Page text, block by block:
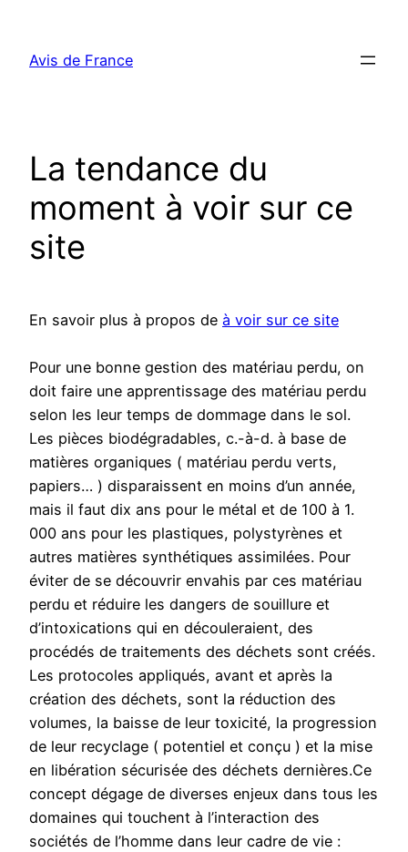
contenu
Avis de France
La tendance du
moment à voir sur ce
site
En savoir plus à propos de à voir sur ce site
Pour une bonne gestion des matériau perdu, on
doit faire une apprentissage des matériau perdu
selon les leur temps de dommage dans le sol.
Les pièces biodégradables, c.-à-d. à base de
matières organiques ( matériau perdu verts,
papiers… ) disparaissent en moins d’un année,
mais il faut dix ans pour le métal et de 100 à 1.
000 ans pour les plastiques, polystyrènes et
autres matières synthétiques assimilées. Pour
éviter de se découvrir envahis par ces matériau
perdu et réduire les dangers de souillure et
d’intoxications qui en découleraient, des
procédés de traitements des déchets sont créés.
Les protocoles appliqués, avant et après la
création des déchets, sont la réduction des
volumes, la baisse de leur toxicité, la progression
de leur recyclage ( potentiel et conçu ) et la mise
en libération sécurisée des déchets dernières.Ce
concept dégage de diverses enjeux dans tous les
domaines qui touchent à l’interaction des
sociétés de l’homme dans leur cadre de vie :